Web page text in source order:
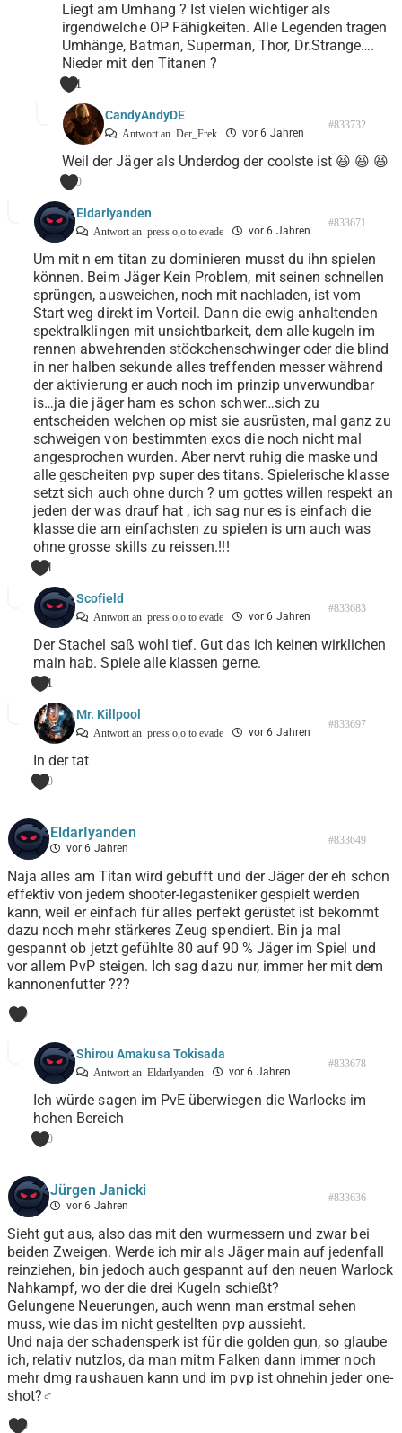
Liegt am Umhang ? Ist vielen wichtiger als
irgendwelche OP Fähigkeiten. Alle Legenden tragen
Umhänge, Batman, Superman, Thor, Dr.Strange….
Nieder mit den Titanen ?
1
CandyAndyDE
Antwort an Der_Frek vor 6 Jahren
#833732
Weil der Jäger als Underdog der coolste ist 😆 😆 😆
0
EldarIyanden
Antwort an press o,o to evade vor 6 Jahren
#833671
Um mit n em titan zu dominieren musst du ihn spielen
können. Beim Jäger Kein Problem, mit seinen schnellen
sprüngen, ausweichen, noch mit nachladen, ist vom
Start weg direkt im Vorteil. Dann die ewig anhaltenden
spektralklingen mit unsichtbarkeit, dem alle kugeln im
rennen abwehrenden stöckchenschwinger oder die blind
in ner halben sekunde alles treffenden messer während
der aktivierung er auch noch im prinzip unverwundbar
is…ja die jäger ham es schon schwer…sich zu
entscheiden welchen op mist sie ausrüsten, mal ganz zu
schweigen von bestimmten exos die noch nicht mal
angesprochen wurden. Aber nervt ruhig die maske und
alle gescheiten pvp super des titans. Spielerische klasse
setzt sich auch ohne durch ? um gottes willen respekt an
jeden der was drauf hat , ich sag nur es is einfach die
klasse die am einfachsten zu spielen is um auch was
ohne grosse skills zu reissen.!!!
1
Scofield
Antwort an press o,o to evade vor 6 Jahren
#833683
Der Stachel saß wohl tief. Gut das ich keinen wirklichen
main hab. Spiele alle klassen gerne.
1
Mr. Killpool
Antwort an press o,o to evade vor 6 Jahren
#833697
In der tat
0
EldarIyanden
vor 6 Jahren
#833649
Naja alles am Titan wird gebufft und der Jäger der eh schon
effektiv von jedem shooter-legasteniker gespielt werden
kann, weil er einfach für alles perfekt gerüstet ist bekommt
dazu noch mehr stärkeres Zeug spendiert. Bin ja mal
gespannt ob jetzt gefühlte 80 auf 90 % Jäger im Spiel und
vor allem PvP steigen. Ich sag dazu nur, immer her mit dem
kannonenfutter ???
0
Shirou Amakusa Tokisada
Antwort an EldarIyanden vor 6 Jahren
#833678
Ich würde sagen im PvE überwiegen die Warlocks im
hohen Bereich
0
Jürgen Janicki
vor 6 Jahren
#833636
Sieht gut aus, also das mit den wurmessern und zwar bei
beiden Zweigen. Werde ich mir als Jäger main auf jedenfall
reinziehen, bin jedoch auch gespannt auf den neuen Warlock
Nahkampf, wo der die drei Kugeln schießt?
Gelungene Neuerungen, auch wenn man erstmal sehen
muss, wie das im nicht gestellten pvp aussieht.
Und naja der schadensperk ist für die golden gun, so glaube
ich, relativ nutzlos, da man mitm Falken dann immer noch
mehr dmg raushauen kann und im pvp ist ohnehin jeder one-
shot?‍♂️
0